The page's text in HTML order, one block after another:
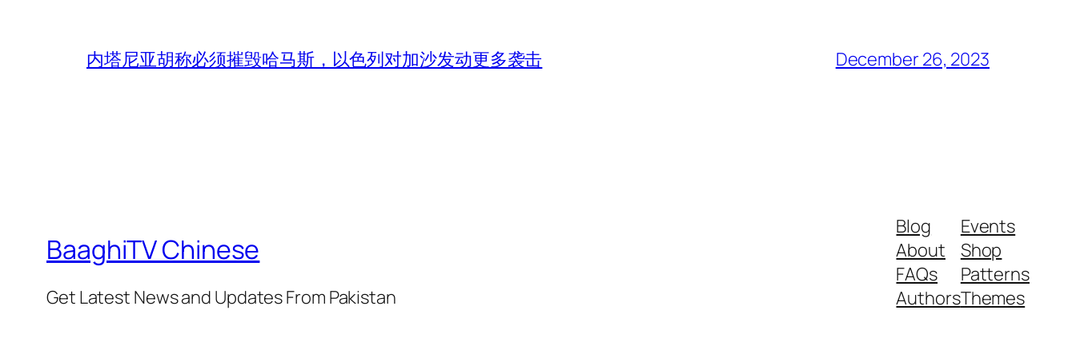
内塔尼亚胡称必须摧毁哈马斯，以色列对加沙发动更多袭击 December 26, 2023
BaaghiTV Chinese
Get Latest News and Updates From Pakistan
Blog
About
FAQs
Authors
Events
Shop
Patterns
Themes